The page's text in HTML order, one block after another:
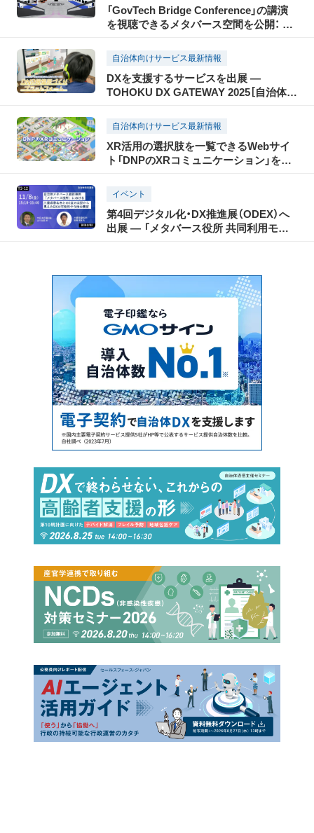
「GovTech Bridge Conference」の講演
を視聴できるメタバース空間を公開： 自
自治体向けサービス最新情報
DXを支援するサービスを出展 ―
TOHOKU DX GATEWAY 2025［自治体向
自治体向けサービス最新情報
XR活用の選択肢を一覧できるWebサイ
ト「DNPのXRコミュニケーション」を公
イベント
第4回デジタル化・DX推進展（ODEX）へ
出展 ― 「メタバース役所 共同利用モデ